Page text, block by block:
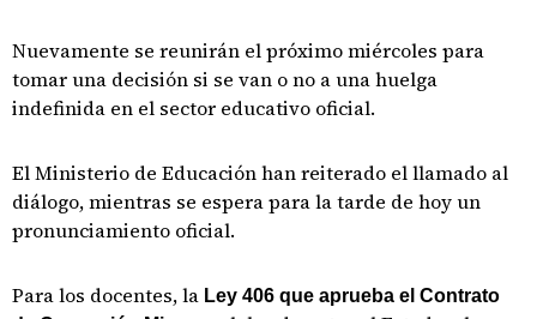
Nuevamente se reunirán el próximo miércoles para
tomar una decisión si se van o no a una huelga
indefinida en el sector educativo oficial.
El Ministerio de Educación han reiterado el llamado al
diálogo, mientras se espera para la tarde de hoy un
pronunciamiento oficial.
Para los docentes, la Ley 406 que aprueba el Contrato